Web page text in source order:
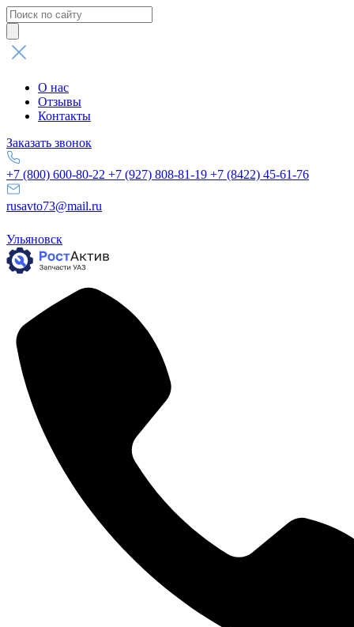
Поиск
товаров
О нас
Отзывы
Контакты
Заказать звонок
+7 (800) 600-80-22 +7 (927) 808-81-19 +7 (8422) 45-61-76
rusavto73@mail.ru
Ульяновск